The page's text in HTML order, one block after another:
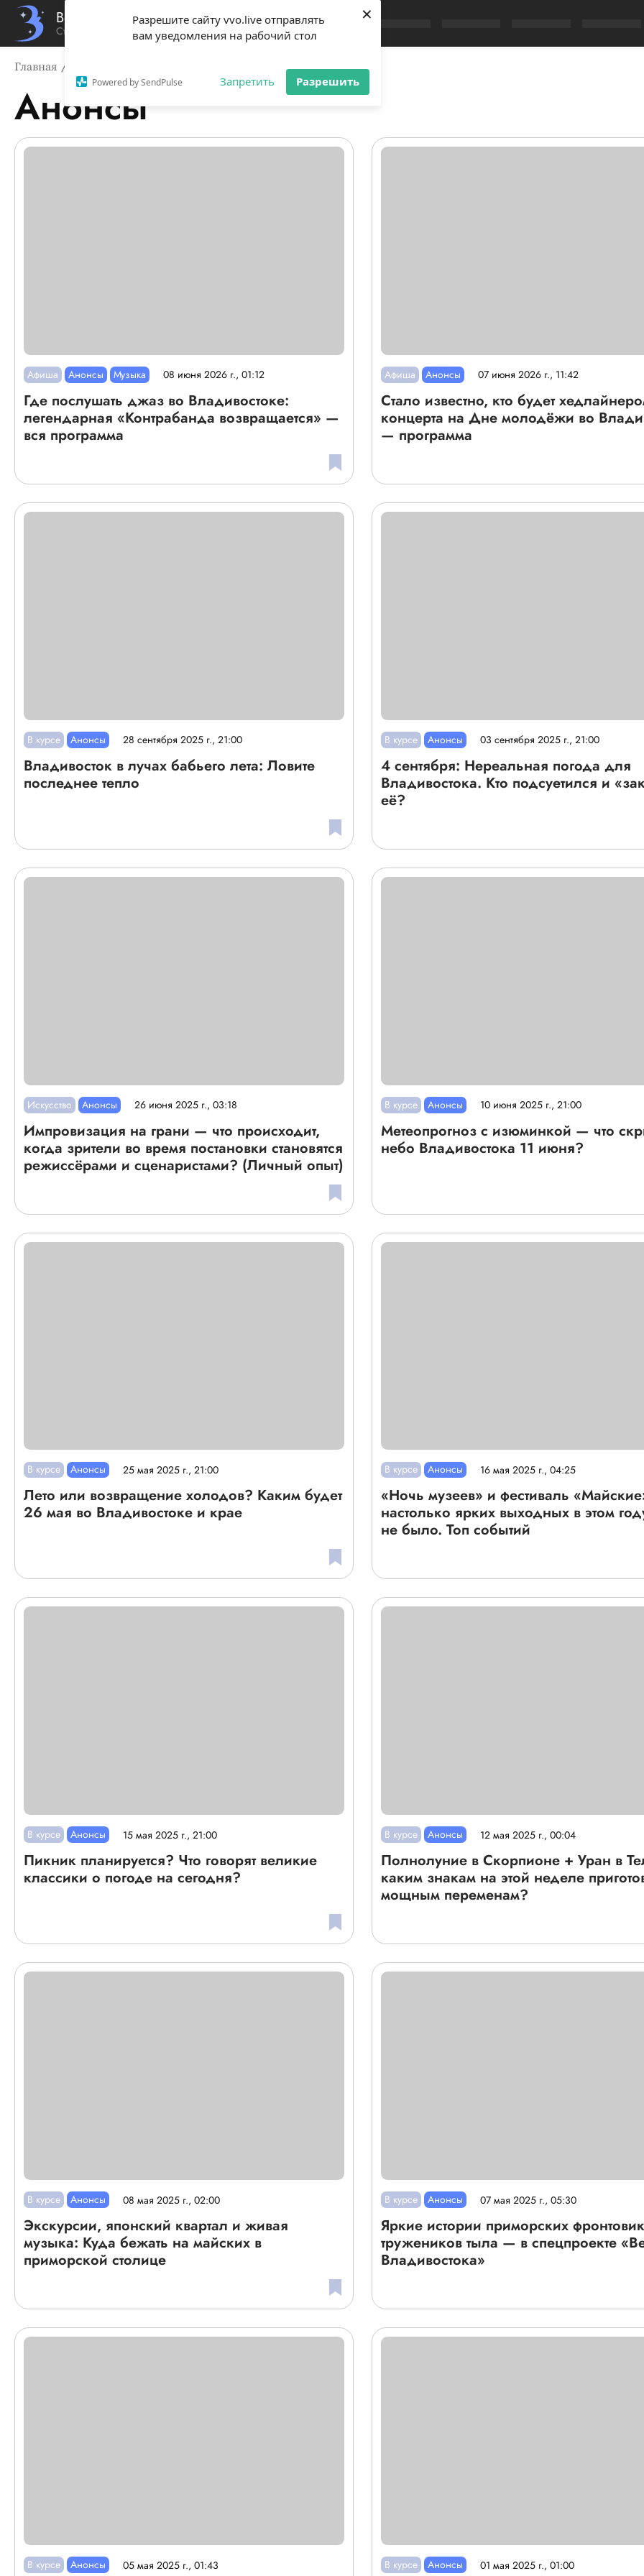
Разрешите сайту vvo.live отправлять
вам уведомления на рабочий стол
Powered by SendPulse Запретить Разрешить
×
Вечерний Владивосток
Стиль жизни твоего города
Главная
Анонсы
Список новостей
Афиша Анонсы Музыка 08 июня 2026 г., 01:12
Где послушать джаз во Владивостоке:
легендарная «Контрабанда возвращается» —
вся программа
Афиша Анонсы 07 июня 2026 г., 11:42
Стало известно, кто будет
концерта на Дне молодёжи во
— программа
В курсе Анонсы 28 сентября 2025 г., 21:00
Владивосток в лучах бабьего лета: Ловите
последнее тепло
В курсе Анонсы 03 сентября 2025 г., 21:00
4 сентября: Нереальная погода для
Владивостока. Кто подсуетился и
её?
Искусство Анонсы 26 июня 2025 г., 03:18
Импровизация на грани — что происходит,
когда зрители во время постановки становятся
режиссёрами и сценаристами? (Личный опыт)
В курсе Анонсы 10 июня 2025 г., 21:00
Метеопрогноз с изюминкой — что
небо Владивостока 11 июня?
В курсе Анонсы 25 мая 2025 г., 21:00
Лето или возвращение холодов? Каким будет
26 мая во Владивостоке и крае
В курсе Анонсы 16 мая 2025 г., 04:25
«Ночь музеев» и фестиваль
настолько ярких выходных в этом
не было. Топ событий
В курсе Анонсы 15 мая 2025 г., 21:00
Пикник планируется? Что говорят великие
классики о погоде на сегодня?
В курсе Анонсы 12 мая 2025 г., 00:04
Полнолуние в Скорпионе + Уран в
каким знакам на этой неделе
мощным переменам?
В курсе Анонсы 08 мая 2025 г., 02:00
Экскурсии, японский квартал и живая
музыка: Куда бежать на майских в
приморской столице
В курсе Анонсы 07 мая 2025 г., 05:30
Яркие истории приморских
тружеников тыла — в спецпроекте
Владивостока»
В курсе Анонсы 05 мая 2025 г., 01:43 В курсе Анонсы 01 мая 2025 г., 01:00